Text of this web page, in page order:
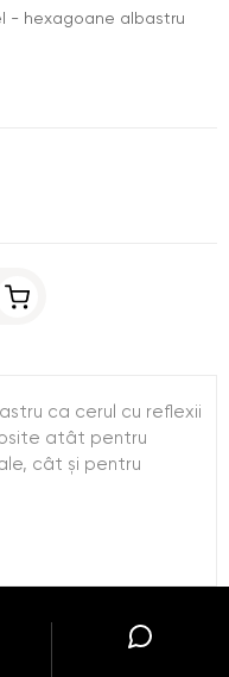
- hexagoane albastru
ca cerul cu reflexii
atât pentru
cât şi pentru